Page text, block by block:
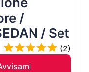
/
/ Set
(2)